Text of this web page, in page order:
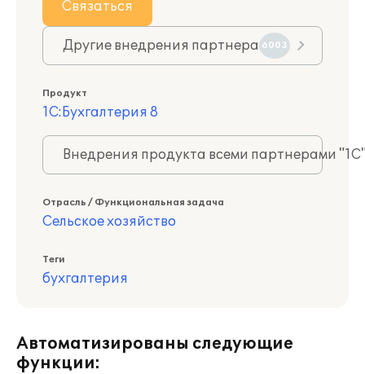
Связаться
Другие внедрения партнера 6003
Продукт
1С:Бухгалтерия 8
Внедрения продукта всеми партнерами
Отрасль / Функциональная задача
Сельское хозяйство
Теги
бухгалтерия
Автоматизированы следующие
функции: